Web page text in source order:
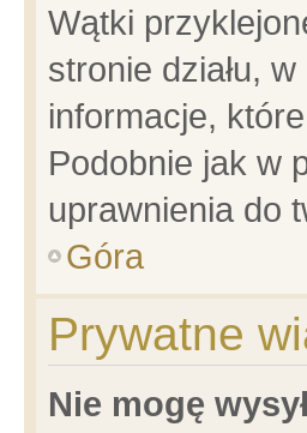
Wątki
stronie działu,
informacje,
Podobnie jak w
uprawnienia do
Góra
Prywatne
Nie mogę